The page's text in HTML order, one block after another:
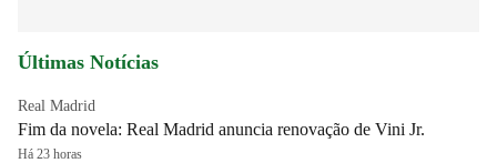
Últimas Notícias
Real Madrid
Fim da novela: Real Madrid anuncia renovação de Vini Jr.
Há 23 horas